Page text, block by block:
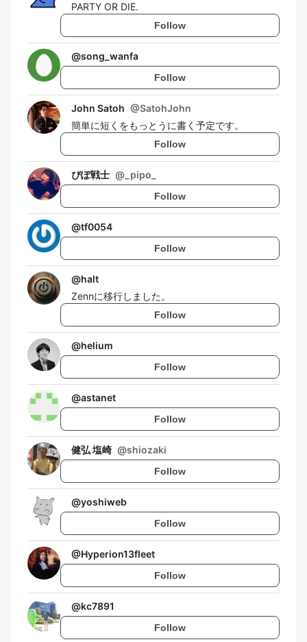
PARTY OR DIE.
Follow
@song_wanfa
Follow
John Satoh @SatohJohn
簡単に短くをもっとうに書く予定です。
Follow
ぴぽ戦士 @ _pipo_
Follow
@tf0054
Follow
@halt
Zennに移行しました。
Follow
@helium
Follow
@astanet
Follow
健弘 塩崎 @shiozaki
Follow
@yoshiweb
Follow
@Hyperion13fleet
Follow
@kc7891
Follow